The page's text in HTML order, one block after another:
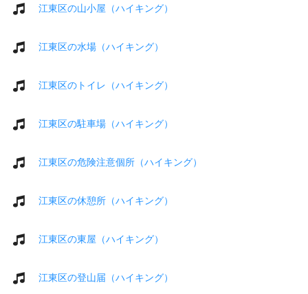
江東区の山小屋（ハイキング）
江東区の水場（ハイキング）
江東区のトイレ（ハイキング）
江東区の駐車場（ハイキング）
江東区の危険注意個所（ハイキング）
江東区の休憩所（ハイキング）
江東区の東屋（ハイキング）
江東区の登山届（ハイキング）